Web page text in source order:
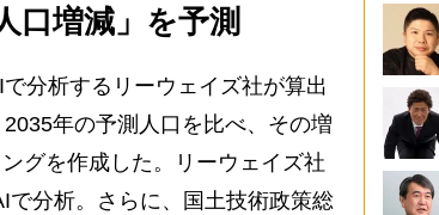
口増減」を予測
分析するリーウェイズ社が算出
年の予測人口を比べ、その増
グを作成した。リーウェイズ社
分析。さらに、国土技術政策総